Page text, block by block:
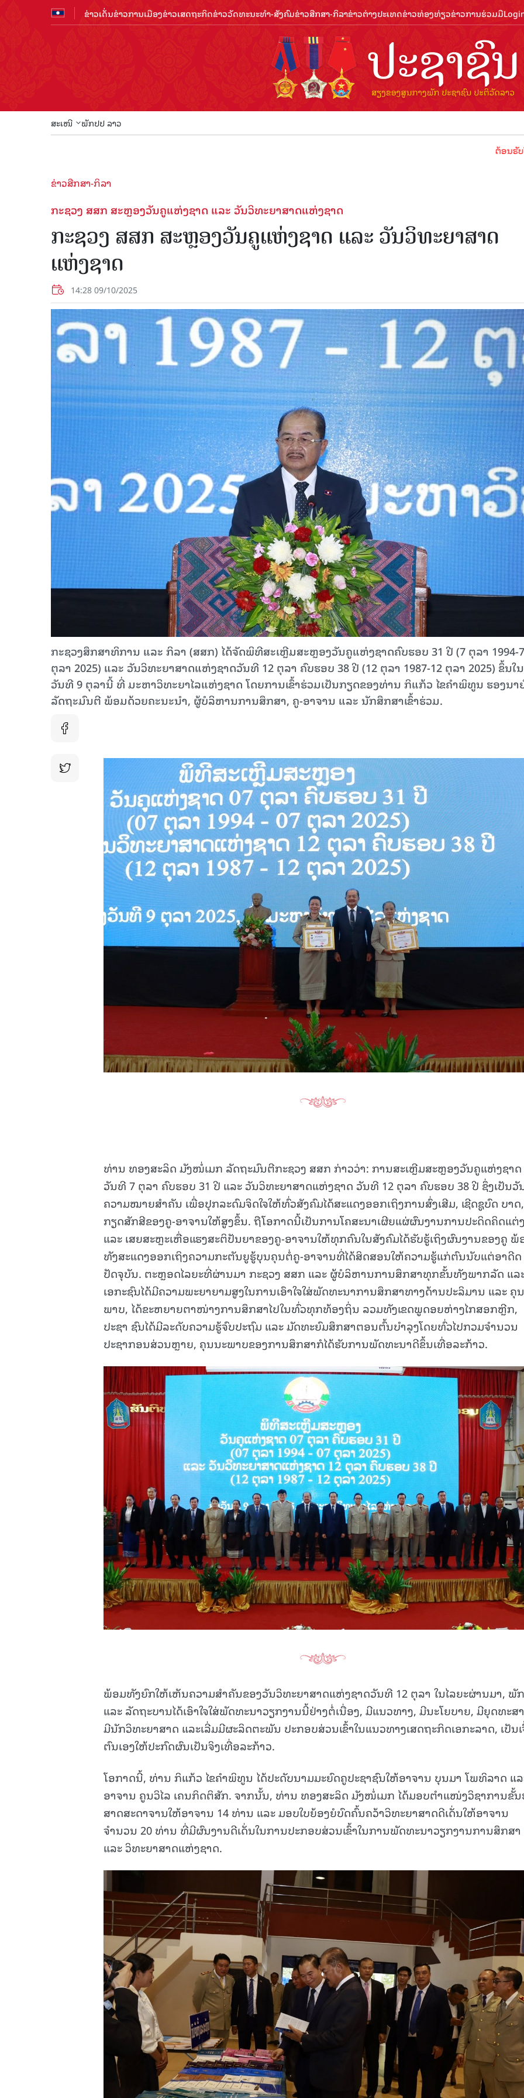
ຂ່າວເດັ່ນຂ່າວການເມືອງຂ່າວເສດຖະກິດຂ່າວວັດທະນະທຳ-ສັງຄົມຂ່າວສືກສາ-ກິລາຂ່າວຕ່າງປະເທດຂ່າວທ່ອງທ່ຽວຂ່າວການຮ່ວມມື
ສະເໜີ ພັກປປ ລາວ
ຕ້ອນຮັບປີທ່ອງທ່ຽ
ຂ່າວສືກສາ-ກິລາ
ກະຊວງ ສສກ ສະຫຼອງວັນຄູແຫ່ງຊາດ ແລະ ວັນວິທະຍາສາດແຫ່ງຊາດ
ກະຊວງ ສສກ ສະຫຼອງວັນຄູແຫ່ງຊາດ ແລະ ວັນວິທະຍາສາດ
ແຫ່ງຊາດ
14:28 09/10/2025
ກະຊວງສຶກສາທິການ ແລະ ກິລາ (ສສກ) ໄດ້ຈັດພິທີສະເຫຼີມສະຫຼອງວັນຄູແຫ່ງຊາດຄົບຮອບ 31 ປີ (7 ຕຸລາ 1994-7
ຕຸລາ 2025) ແລະ ວັນວິທະຍາສາດແຫ່ງຊາດວັນທີ 12 ຕຸລາ ຄົບຮອບ 38 ປີ (12 ຕຸລາ 1987-12 ຕຸລາ 2025) ຂຶ້ນໃນ
ວັນທີ 9 ຕຸລານີ້ ທີ່ ມະຫາວິທະຍາໄລແຫ່ງຊາດ ໂດຍການເຂົ້າຮ່ວມເປັນກຽດຂອງທ່ານ ກິ​ແກ້ວ ໄຂ​ຄຳ​ພິ​ທູນ ຮອງ​ນາ​
ລັດ​ຖະ​ມົ​ນ​ຕີ ພ້ອມດ້ວຍຄະນະນໍາ, ຜູ້ບໍລິຫານການສຶກສາ, ຄູ-ອາຈານ ແລະ ນັກສຶກສາເຂົ້າຮ່ວມ.
ທ່ານ ທອງສະລິດ ມັງໜໍ່ເມກ ລັດຖະມົນຕີກະຊວງ ສສກ ກ່າວວ່າ: ການສະເຫຼີມສະຫຼອງວັນຄູແຫ່ງຊາດ
ວັນທີ 7 ຕຸລາ ຄົບຮອບ 31 ປີ ແລະ ວັນວິທະຍາສາດແຫ່ງຊາດ ວັນທີ 12 ຕຸລາ ຄົບຮອບ 38 ປີ ຊຶ່ງເປັນ
ຄວາມໝາຍສຳຄັນ ເພື່ອປຸກລະດົມຈິດໃຈໃຫ້ທົ່ວສັງຄົມໄດ້ສະແດງອອກເຖິງການສົ່ງເສີມ, ເຊີດຊູບົດ ບາດ,
ກຽດສັກສີຂອງຄູ-ອາຈານໃຫ້ສູງຂຶ້ນ. ຖືໂອກາດນີ້ເປັນການໂຄສະນາເຜີຍແຜ່ຜົນງານການປະດິດຄິດແຕ່ງ
ແລະ ເສຍສະຫຼະເຫື່ອແຮງສະຕິປັນຍາຂອງຄູ-ອາຈານໃຫ້ທຸກຄົນໃນສັງຄົມໄດ້ຮັບຮູ້ເຖິງຜົນງານຂອງຄູ ພ້
ທັງສະແດງອອກເຖິງຄວາມກະຕັນຍູຮູ້ບຸນຄຸນຕໍ່ຄູ-ອາຈານທີ່ໄດ້ສິດສອນໃຫ້ຄວາມຮູ້ແກ່ຕົນນັບແຕ່ອາດີດ
ປັດຈຸບັນ. ຕະຫຼອດໄລຍະທີ່ຜ່ານມາ ກະຊວງ ສສກ ແລະ ຜູ້ບໍລິຫານການສຶກສາທຸກຂັ້ນທັງພາກລັດ ແລ
ເອກະຊົນໄດ້ມີຄວາມພະຍາຍາມສູງໃນການເອົາໃຈໃສ່ພັດທະນາການສຶກສາທາງດ້ານປະລິມານ ແລະ ຄຸ
ພາບ, ໄດ້ຂະຫຍາຍຕາໜ່າງການສຶກສາໄປໃນທົ່ວທຸກທ້ອງຖິ່ນ ລວມທັງເຂດພູດອຍຫ່າງໄກສອກຫຼີກ,
ປະຊາ ຊົນໄດ້ມີລະດັບຄວາມຮູ້ຈົບປະຖົມ ແລະ ມັດທະຍົມສຶກສາຕອນຕົ້ນບຳລຸງໂດຍທົ່ວໄປກວມຈຳນວນ
ປະຊາກອນສ່ວນຫຼາຍ, ຄຸນນະພາບຂອງການສຶກສາກໍໄດ້ຮັບການພັດທະນາດີຂຶ້ນເທື່ອລະກ້າວ.
ພ້ອມທັງຍົກໃຫ້ເຫັນຄວາມສຳຄັນຂອງວັນວິທະຍາສາດແຫ່ງຊາດວັນທີ 12 ຕຸລາ ໃນໄລຍະຜ່ານມາ, ພັກ
ແລະ ລັດຖະບານໄດ້ເອົາໃຈໃສ່ພັດທະນາວຽກງານນີ້ຢ່າງຕໍ່ເນື່ອງ, ມີແນວທາງ, ມີນະໂຍບາຍ, ມີຍຸດທະສ
ມີນັກວິທະຍາສາດ ແລະເລີ່ມມີຜະລິດຕະພັນ ປະກອບສ່ວນເຂົ້າໃນແນວທາງເສດຖະກິດເອກະລາດ, ເປັນເ
ຕົນເອງໃຫ້ປະກົດຜົນເປັນຈິງເທື່ອລະກ້າວ.
ໂອກາດນີ້, ທ່ານ ກິແກ້ວ ໄຂຄຳພິທູນ ໄດ້ປະດັບນາມມະຍົດຄູປະຊາຊົນໃຫ້ອາຈານ ບຸນມາ ໂພທິລາດ ແ
ອາຈານ ຄູນວິໄລ ເຄນກິດຕິສັກ. ຈາກນັ້ນ, ທ່ານ ທອງສະລິດ ມັງໜໍ່ເມກ ໄດ້ມອບຕຳແໜ່ງວິຊາການຂັ້ນ
ສາດສະດາຈານໃຫ້ອາຈານ 14 ທ່ານ ແລະ ມອບໃບຍ້ອງຍໍບົດຄົ້ນຄວ້າວິທະຍາສາດດີເດັ່ນໃຫ້ອາຈານ
ຈຳນວນ 20 ທ່ານ ທີ່ມີຜົນງານດີເດັ່ນໃນການປະກອບສ່ວນເຂົ້າໃນການພັດທະນາວຽກງານການສຶກສາ
ແລະ ວິທະຍາສາດແຫ່ງຊາດ.
15.039(06-08-